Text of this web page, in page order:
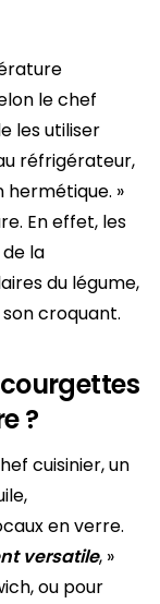
le chef
les utiliser
réfrigérateur,
hermétique. »
En effet, les
la
du légume,
croquant.
?
cuisinier, un
en verre.
versatile, »
ou pour